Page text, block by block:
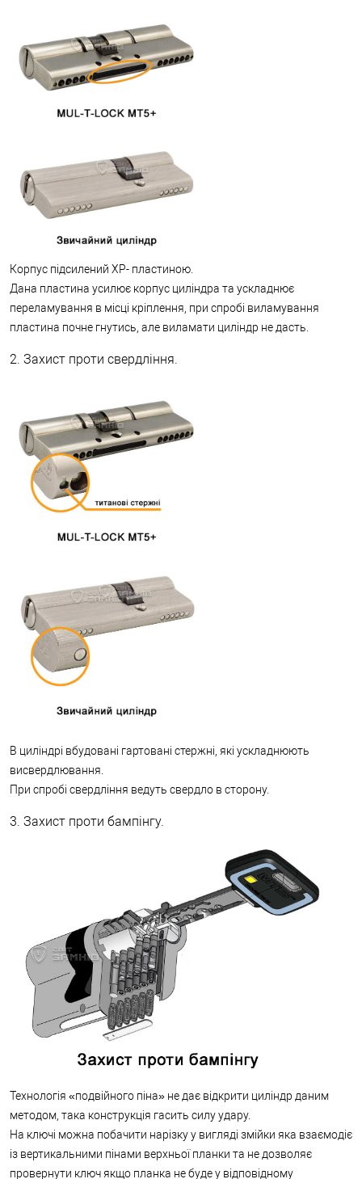
Корпус підсилений XP- пластиною.
Дана пластина усилює корпус циліндра та ускладнює
переламування в місці кріплення, при спробі виламування
пластина почне гнутись, але виламати циліндр не дасть.
2. Захист проти свердління.
В циліндрі вбудовані гартовані стержні, які ускладнюють
висвердлювання.
При спробі свердління ведуть свердло в сторону.
3. Захист проти бампінгу.
Технологія «подвійного піна» не дає відкрити циліндр даним
методом, така конструкція гасить силу удару.
На ключі можна побачити нарізку у вигляді змійки яка взаємодіє
із вертикальними пінами верхньої планки та не дозволяє
провернути ключ якщо планка не буде у відповідному